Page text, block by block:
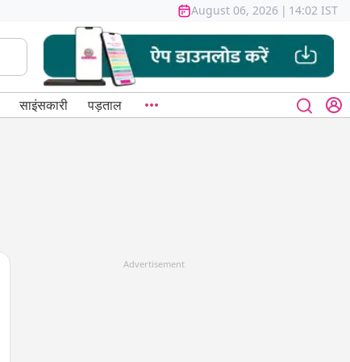
August 06, 2026 | 14:02 IST
साइंसकारी पड़ताल
Advertisement